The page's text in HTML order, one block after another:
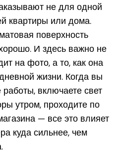
не для одной
квартиры или дома.
поверхность
И здесь важно не
на фото, а то, как она
жизни. Когда вы
включаете свет
утром, проходите по
— все это влияет
куда сильнее, чем